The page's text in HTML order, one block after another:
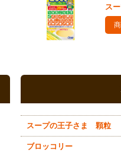
ス
スープの王子さま 顆粒
ブロッコリー